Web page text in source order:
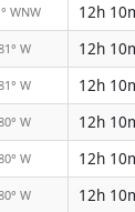
WNW 12h
W 12h
W 12h
W 12h
W 12h
W 12h